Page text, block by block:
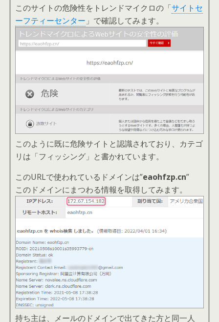
このサイトの危険性をトレンドマイクロの「サイトセ
ーフティーセンター 」で確認してみます。
このように既に危険サイトと認識されており、カテゴ
リは「フィッシング」と書かれています。
このURLで使われているドメインは”eaohfzp.cn”
このドメインにまつわる情報を取得してみます。
持ち主は、メールのドメインで出てきた方と同一人